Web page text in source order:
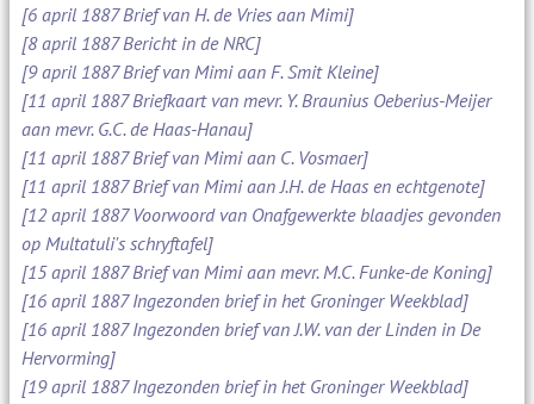
[6 april 1887 Brief van H. de Vries aan Mimi]
[8 april 1887 Bericht in de NRC]
[9 april 1887 Brief van Mimi aan F. Smit Kleine]
[11 april 1887 Briefkaart van mevr. Y. Braunius Oeberius-Meijer
aan mevr. G.C. de Haas-Hanau]
[11 april 1887 Brief van Mimi aan C. Vosmaer]
[11 april 1887 Brief van Mimi aan J.H. de Haas en echtgenote]
[12 april 1887 Voorwoord van Onafgewerkte blaadjes gevonden
op Multatuli's schryftafel]
[15 april 1887 Brief van Mimi aan mevr. M.C. Funke-de Koning]
[16 april 1887 Ingezonden brief in het Groninger Weekblad]
[16 april 1887 Ingezonden brief van J.W. van der Linden in De
Hervorming]
[19 april 1887 Ingezonden brief in het Groninger Weekblad]